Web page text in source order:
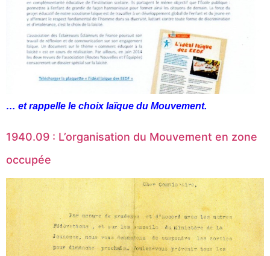
… et rappelle le choix laïque du Mouvement.
1940.09 : L’organisation du Mouvement en zone
occupée